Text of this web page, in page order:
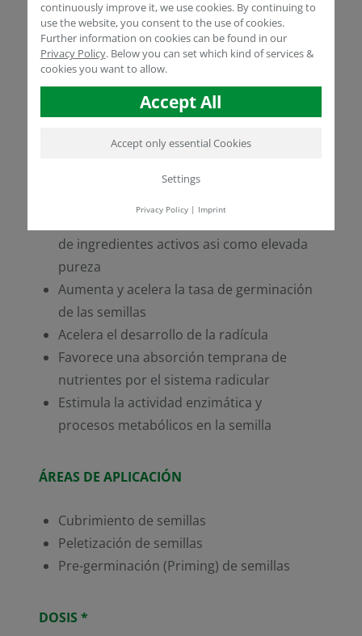
proceso de germinación y el desarrollo inical
del sistema radicular.HUMINSEED®
Liquidpuede ser aplicado solo o en
combinación con insumos de uso común,
realizando una prueba previa de
Calidad Premium: Elevado contenido
de ingredientes activos asi como elevada
pureza
Aumenta y acelera la tasa de germinación
de las semillas
Acelera el desarrollo de la radícula
Favorece una absorción temprana de
nutrientes por el sistema radicular
Estimula la actividad enzimática y
procesos metabólicos en la semilla
ÁREAS DE APLICACIÓN
Cubrimiento de semillas
Peletización de semillas
Pre-germinación (Priming) de semillas
DOSIS *
continuously improve it, we use cookies. By continuing to
use the website, you consent to the use of cookies.
Further information on cookies can be found in our
Privacy Policy. Below you can set which kind of services &
cookies you want to allow.
Accept All
Accept only essential Cookies
Settings
Privacy Policy| Imprint